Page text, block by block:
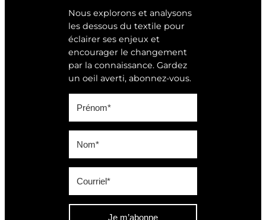
Nous explorons et analysons
les dessous du textile pour
éclairer ses enjeux et
encourager le changement
par la connaissance. Gardez
un oeil averti, abonnez-vous.
Je m’abonne